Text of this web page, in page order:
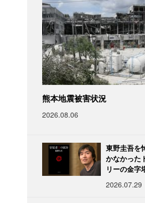
熊本地震被害状況
2026.08.06
東野圭吾を
かなかった
リーの金字
2026.07.29